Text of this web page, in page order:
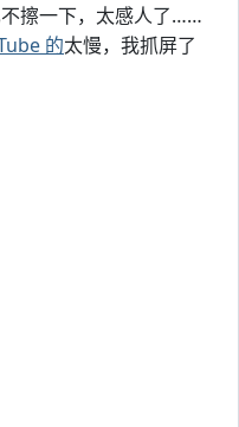
擦一下，太感人了……
的太慢，我抓屏了